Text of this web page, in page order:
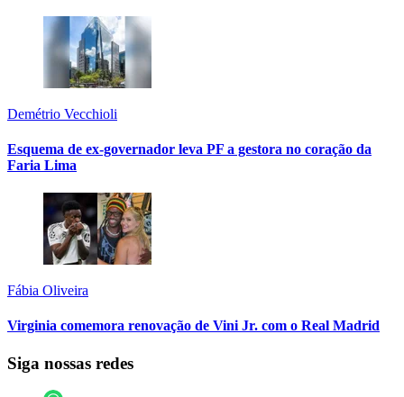
Demétrio Vecchioli
Esquema de ex-governador leva PF a gestora no coração da
Faria Lima
Fábia Oliveira
Virginia comemora renovação de Vini Jr. com o Real Madrid
Siga nossas redes